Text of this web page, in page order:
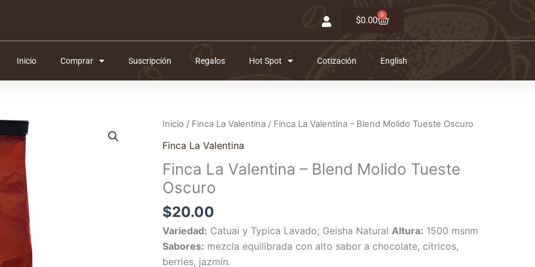
$0.00 0
Carrito
Inicio Comprar Suscripción Regalos Hot Spot Cotización English
Inicio / Finca La Valentina / Finca La Valentina – Blend Molido Tueste Oscuro
Finca La Valentina
Finca La Valentina – Blend Molido Tueste
Oscuro
$20.00
Variedad: Catuai y Typica Lavado; Geisha Natural Altura: 1500 msnm
Sabores: mezcla equilibrada con alto sabor a chocolate, cítricos,
berries, jazmín.